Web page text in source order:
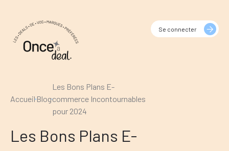
AccueilBlog
Les Bons Plans E-
commerce Incontournables
pour 2024
Les Bons Plans E-
Se connecter